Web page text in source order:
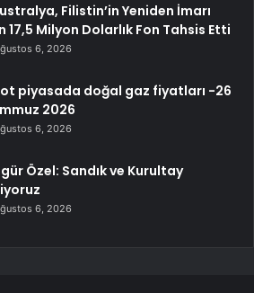
Filistin’in Yeniden İmarı
17,5 Milyon Dolarlık Fon Tahsis Etti
6, 2026
piyasada doğal gaz fiyatları -26
2026
6, 2026
Özel: Sandık ve Kurultay
6, 2026